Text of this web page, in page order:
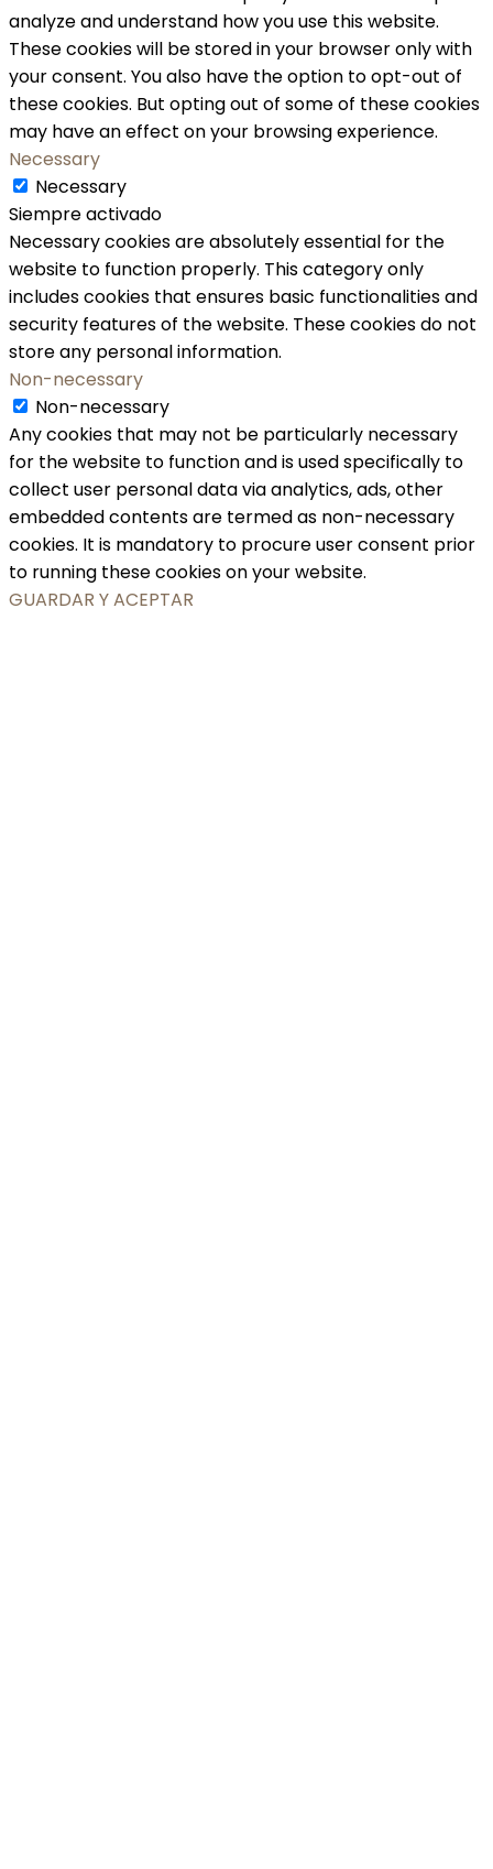
analyze and understand how you use this website.
These cookies will be stored in your browser only with
your consent. You also have the option to opt-out of
these cookies. But opting out of some of these cookies
may have an effect on your browsing experience.
Necessary
Necessary
Siempre activado
Necessary cookies are absolutely essential for the
website to function properly. This category only
includes cookies that ensures basic functionalities and
security features of the website. These cookies do not
store any personal information.
Non-necessary
Non-necessary
Any cookies that may not be particularly necessary
for the website to function and is used specifically to
collect user personal data via analytics, ads, other
embedded contents are termed as non-necessary
cookies. It is mandatory to procure user consent prior
to running these cookies on your website.
GUARDAR Y ACEPTAR